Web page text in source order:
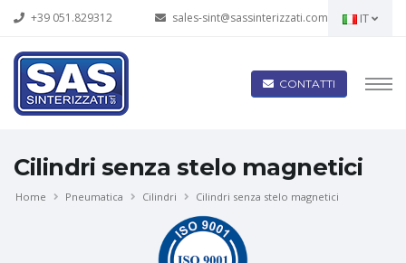
+39 051.829312 sales-sint@sassinterizzati.com IT
CONTATTI
Cilindri senza stelo magnetici
Home Pneumatica Cilindri Cilindri senza stelo magnetici